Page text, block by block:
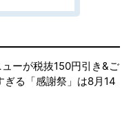
ューが税抜150円引き&ご
ぎる「感謝祭」は8月14